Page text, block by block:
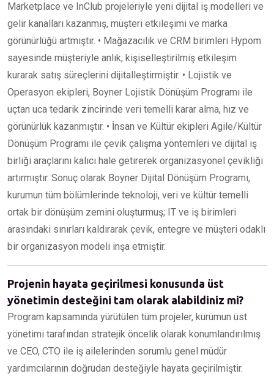
Marketplace ve InClub projeleriyle yeni dijital iş modelleri ve
gelir kanalları kazanmış, müşteri etkileşimi ve marka
görünürlüğü artmıştır. • Mağazacılık ve CRM birimleri Hypom
sayesinde müşteriyle anlık, kişiselleştirilmiş etkileşim
kurarak satış süreçlerini dijitalleştirmiştir. • Lojistik ve
Operasyon ekipleri, Boyner Lojistik Dönüşüm Programı ile
uçtan uca tedarik zincirinde veri temelli karar alma, hız ve
görünürlük kazanmıştır. • İnsan ve Kültür ekipleri Agile/Kültür
Dönüşüm Programı ile çevik çalışma yöntemleri ve dijital iş
birliği araçlarını kalıcı hale getirerek organizasyonel çevikliği
artırmıştır. Sonuç olarak Boyner Dijital Dönüşüm Programı,
kurumun tüm bölümlerinde teknoloji, veri ve kültür temelli
ortak bir dönüşüm zemini oluşturmuş; IT ve iş birimleri
arasındaki sınırları kaldırarak çevik, entegre ve müşteri odaklı
bir organizasyon modeli inşa etmiştir.
Projenin hayata geçirilmesi konusunda üst
yönetimin desteğini tam olarak alabildiniz mi?
Program kapsamında yürütülen tüm projeler, kurumun üst
yönetimi tarafından stratejik öncelik olarak konumlandırılmış
ve CEO, CTO ile iş ailelerinden sorumlu genel müdür
yardımcılarının doğrudan desteğiyle hayata geçirilmiştir.